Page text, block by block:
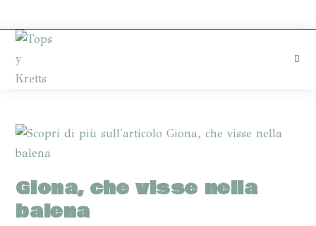
Giona, che visse nella
balena